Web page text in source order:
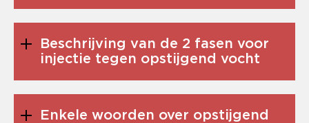
Beschrijving van de 2 fasen voor
injectie tegen opstijgend vocht
Enkele woorden over opstijgend